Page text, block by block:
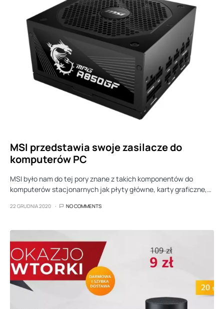
MSI przedstawia swoje zasilacze do
komputerów PC
MSI było nam do tej pory znane z takich komponentów do
komputerów stacjonarnych jak płyty główne, karty graficzne,…
22 GRUDNIA 2020 NO COMMENTS